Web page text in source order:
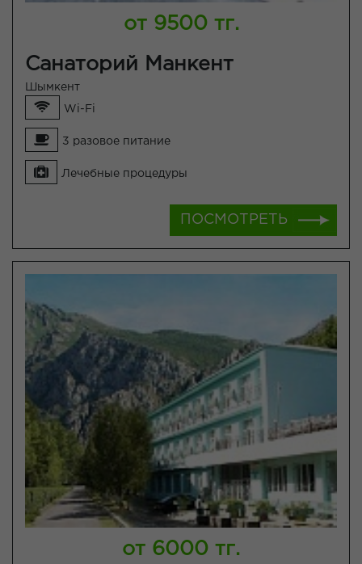
от 9500 тг.
Санаторий Манкент
Шымкент
Wi-Fi
3 разовое питание
Лечебные процедуры
ПОСМОТРЕТЬ
от 6000 тг.